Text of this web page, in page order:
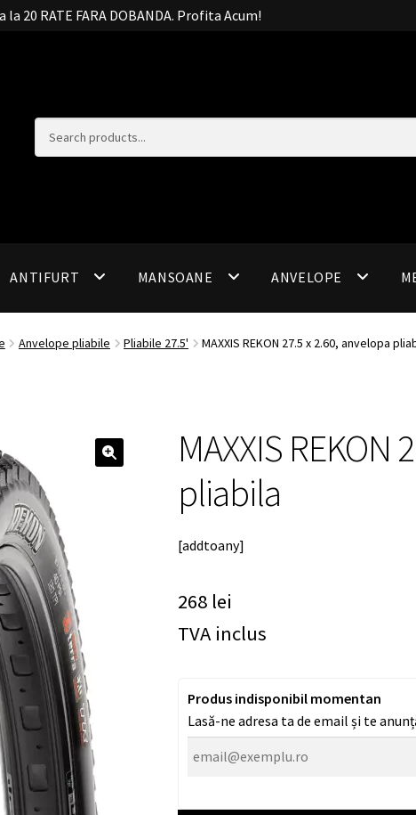
20 RATE FARA DOBANDA. Profita Acum!
ANTIFURT MANSOANE ANVELOPE
Anvelope pliabile Pliabile 27.5' MAXXIS REKON 27.5 x 2.60, anvelopa
MAXXIS REKON
pliabila
[addtoany]
268 lei
TVA inclus
Produs indisponibil momentan
Lasă-ne adresa ta de email și te